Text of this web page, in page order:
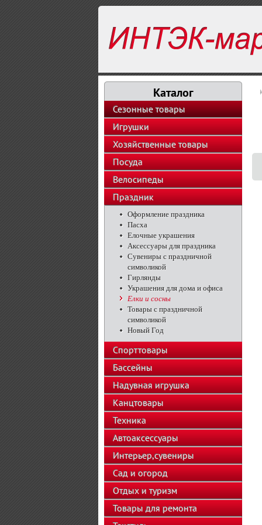
Каталог
Сезонные товары
Игрушки
Хозяйственные товары
Посуда
Велосипеды
Праздник
Оформление праздника
Пасха
Елочные украшения
Аксессуары для праздника
Сувениры с праздничной
символикой
Гирлянды
Украшения для дома и офиса
Елки и сосны
Товары с праздничной
символикой
Новый Год
Спорттовары
Бассейны
Надувная игрушка
Канцтовары
Техника
Автоаксессуары
Интерьер,сувениры
Сад и огород
Отдых и туризм
Товары для ремонта